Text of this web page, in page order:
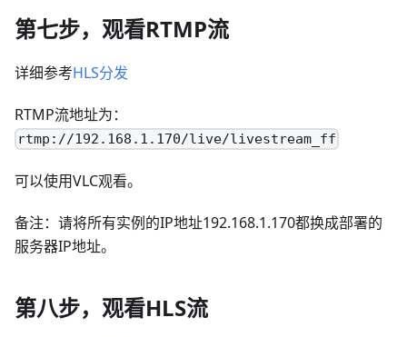
第七步，观看RTMP流
详细参考HLS分发
RTMP流地址为：
rtmp://192.168.1.170/live/livestream_ff
可以使用VLC观看。
备注：请将所有实例的IP地址192.168.1.170都换成部署的
服务器IP地址。
第八步，观看HLS流